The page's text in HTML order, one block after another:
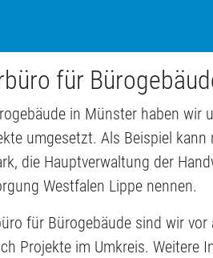
für
in Münster haben
umgesetzt. Als Beispiel
die Hauptverwaltung der
Westfalen Lippe nennen.
für Bürogebäude sind wir
Projekte im Umkreis. Weitere